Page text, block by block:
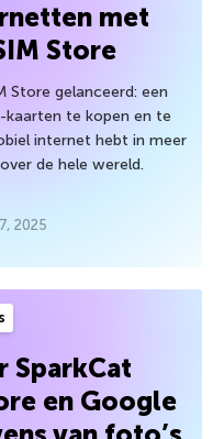
met
Store
Store gelanceerd: een
kaarten te kopen en te
internet hebt in meer
de hele wereld.
2025
SparkCat
en Google